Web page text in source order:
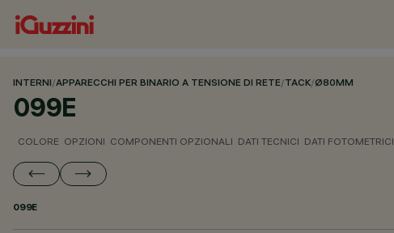
INTERNI/APPARECCHI PER BINARIO A TENSIONE DI RETE/TACK/Ø80MM
099E
COLORE OPZIONI COMPONENTI OPZIONALI DATI TECNICI DATI FOTOMETRICI
099E